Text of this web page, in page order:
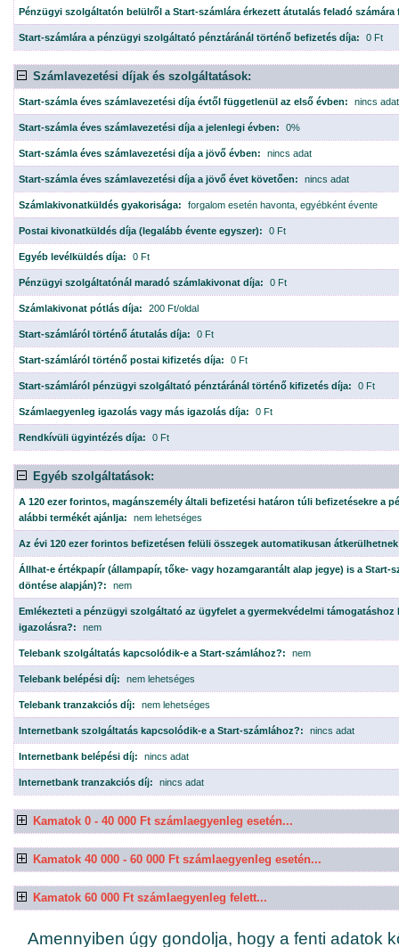
Pénzügyi szolgáltatón belülről a Start-számlára érkezett átutalás feladó
Start-számlára a pénzügyi szolgáltató pénztáránál történő befizetés díja: 0 Ft
Számlavezetési díjak és szolgáltatások:
Start-számla éves számlavezetési díja évtől függetlenül az első évben: nincs adat
Start-számla éves számlavezetési díja a jelenlegi évben: 0%
Start-számla éves számlavezetési díja a jövő évben: nincs adat
Start-számla éves számlavezetési díja a jövő évet követően: nincs adat
Számlakivonatküldés gyakorisága: forgalom esetén havonta, egyébként évente
Postai kivonatküldés díja (legalább évente egyszer): 0 Ft
Egyéb levélküldés díja: 0 Ft
Pénzügyi szolgáltatónál maradó számlakivonat díja: 0 Ft
Számlakivonat pótlás díja: 200 Ft/oldal
Start-számláról történő átutalás díja: 0 Ft
Start-számláról történő postai kifizetés díja: 0 Ft
Start-számláról pénzügyi szolgáltató pénztáránál történő kifizetés díja: 0 Ft
Számlaegyenleg igazolás vagy más igazolás díja: 0 Ft
Rendkívüli ügyintézés díja: 0 Ft
Egyéb szolgáltatások:
A 120 ezer forintos, magánszemély általi befizetési határon túli befizetésekre a
alábbi termékét ajánlja:
nem lehetséges
Az évi 120 ezer forintos befizetésen felüli összegek automatikusan
Állhat-e értékpapír (állampapír, tőke- vagy hozamgarantált alap jegye) is a Start-
döntése alapján)?:
nem
Emlékezteti a pénzügyi szolgáltató az ügyfelet a gyermekvédelmi
igazolásra?:
nem
Telebank szolgáltatás kapcsolódik-e a Start-számlához?: nem
Telebank belépési díj: nem lehetséges
Telebank tranzakciós díj: nem lehetséges
Internetbank szolgáltatás kapcsolódik-e a Start-számlához?: nincs adat
Internetbank belépési díj: nincs adat
Internetbank tranzakciós díj: nincs adat
Kamatok 0 - 40 000 Ft számlaegyenleg esetén...
Kamatok 40 000 - 60 000 Ft számlaegyenleg esetén...
Kamatok 60 000 Ft számlaegyenleg felett...
Amennyiben úgy gondolja, hogy a fenti adatok